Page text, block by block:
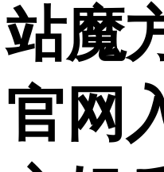
站魔
官网